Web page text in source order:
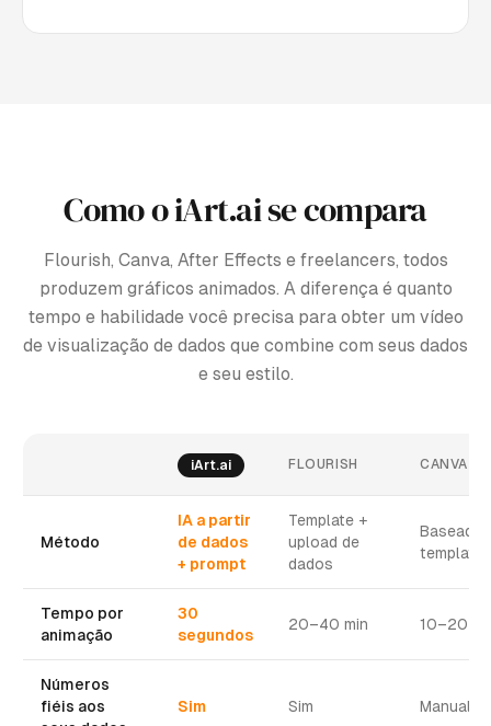
Como o iArt.ai se compara
Flourish, Canva, After Effects e freelancers, todos
produzem gráficos animados. A diferença é quanto
tempo e habilidade você precisa para obter um vídeo
de visualização de dados que combine com seus dados
e seu estilo.
iArt.ai FLOURISH CANVA
Método
IA a partir
de dados
+ prompt
Template +
upload de
dados
Baseado
templates
Tempo por
animação
30
segundos
20–40 min 10–20
Números
fiéis aos
Sim Sim Manual